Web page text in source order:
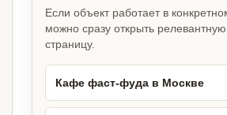
Если объект работает в
можно сразу открыть
страницу.
Кафе фаст-фуда в Москве